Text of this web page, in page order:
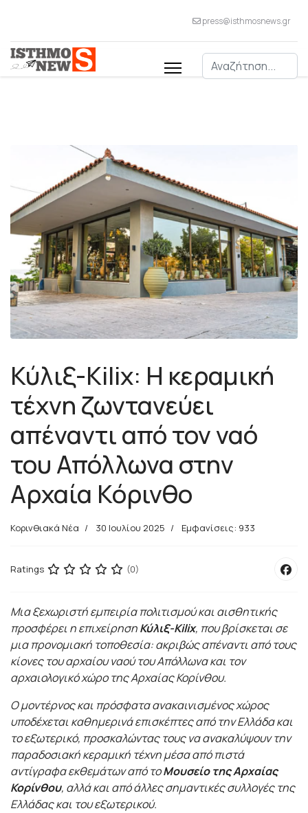
press@isthmosnews.gr
Αναζήτηση
Κύλιξ-Kilix: Η κεραμική
τέχνη ζωντανεύει
απέναντι από τον ναό
του Απόλλωνα στην
Αρχαία Κόρινθο
Κορινθιακά Νέα 30 Ιουλίου 2025 Εμφανίσεις: 933
Ratings (0)
Μια ξεχωριστή εμπειρία πολιτισμού και αισθητικής
προσφέρει η επιχείρησηΚύλιξ-Kilix, που βρίσκεται σε
μια προνομιακή τοποθεσία: ακριβώς απέναντι από τους
κίονες του αρχαίου ναού του Απόλλωνα και τον
αρχαιολογικό χώρο της Αρχαίας Κορίνθου.
Ο μοντέρνος και πρόσφατα ανακαινισμένος χώρος
υποδέχεται καθημερινά επισκέπτες από την Ελλάδα και
το εξωτερικό, προσκαλώντας τους να ανακαλύψουν την
παραδοσιακή κεραμική τέχνη μέσα από πιστά
αντίγραφα εκθεμάτων από τοΜουσείο της Αρχαίας
Κορίνθου, αλλά και από άλλες σημαντικές συλλογές της
Ελλάδας και του εξωτερικού.